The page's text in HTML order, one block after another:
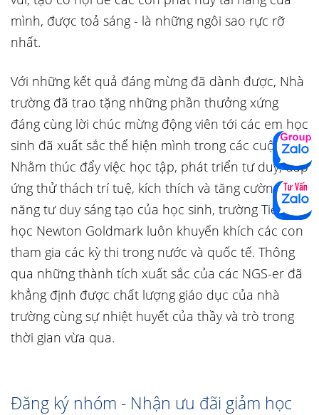
mình, được toả sáng - là những ngôi sao rực rỡ
nhất.
Với những kết quả đáng mừng đã dành được, Nhà
trường đã trao tặng những phần thưởng xứng
đáng cùng lời chúc mừng động viên tới các em học
sinh đã xuất sắc thể hiện mình trong các cuộc thi.
Nhằm thúc đẩy việc học tập, phát triển tư duy, đáp
ứng thử thách trí tuệ, kích thích và tăng cường khả
năng tư duy sáng tạo của học sinh, trường Tiểu
học Newton Goldmark luôn khuyến khích các con
tham gia các kỳ thi trong nước và quốc tế. Thông
qua những thành tích xuất sắc của các NGS-er đã
khẳng định được chất lượng giáo dục của nhà
trường cùng sự nhiệt huyết của thầy và trò trong
thời gian vừa qua.
Đăng ký nhóm - Nhận ưu đãi giảm học